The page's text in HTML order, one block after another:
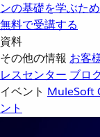
ンの基礎を学ぶた
無料で受講する
資料
その他の情報 お客
レスセンター ブロ
イベント MuleSoft
ント